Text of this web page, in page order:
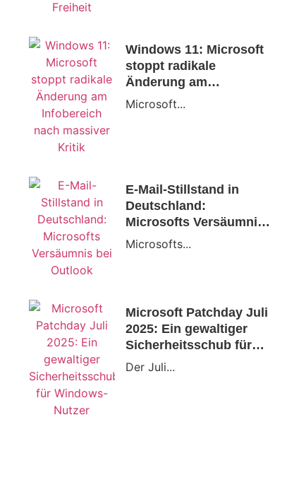
Windows 11: Microsoft
stoppt radikale
Änderung am
Infobereich nach
Microsoft...
E-Mail-Stillstand in
Deutschland:
Microsofts Versäumnis
bei Outlook
Microsofts...
Microsoft Patchday Juli
2025: Ein gewaltiger
Sicherheitsschub für
Windows-Nutzer
Der Juli...